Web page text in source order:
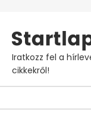
Iratkozz fel a
cikkekről!